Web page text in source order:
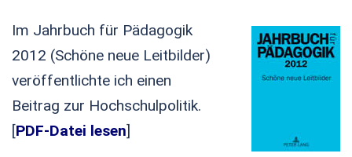
Im Jahrbuch für Pädagogik
2012 (Schöne neue Leitbilder)
veröffentlichte ich einen
Beitrag zur Hochschulpolitik.
[PDF-Datei lesen]